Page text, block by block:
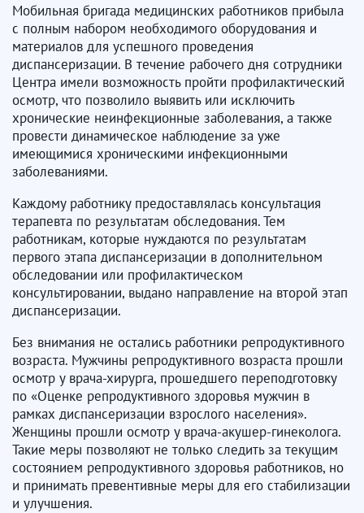
Мобильная бригада медицинских работников прибыла
с полным набором необходимого оборудования и
материалов для успешного проведения
диспансеризации. В течение рабочего дня сотрудники
Центра имели возможность пройти профилактический
осмотр, что позволило выявить или исключить
хронические неинфекционные заболевания, а также
провести динамическое наблюдение за уже
имеющимися хроническими инфекционными
заболеваниями.
Каждому работнику предоставлялась консультация
терапевта по результатам обследования. Тем
работникам, которые нуждаются по результатам
первого этапа диспансеризации в дополнительном
обследовании или профилактическом
консультировании, выдано направление на второй этап
диспансеризации.
Без внимания не остались работники репродуктивного
возраста. Мужчины репродуктивного возраста прошли
осмотр у врача-хирурга, прошедшего переподготовку
по «Оценке репродуктивного здоровья мужчин в
рамках диспансеризации взрослого населения».
Женщины прошли осмотр у врача-акушер-гинеколога.
Такие меры позволяют не только следить за текущим
состоянием репродуктивного здоровья работников, но
и принимать превентивные меры для его стабилизации
и улучшения.